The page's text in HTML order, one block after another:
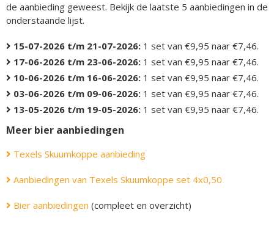
de aanbieding geweest. Bekijk de laatste 5 aanbiedingen in de
onderstaande lijst.
15-07-2026 t/m 21-07-2026: 1 set van €9,95 naar €7,46.
17-06-2026 t/m 23-06-2026: 1 set van €9,95 naar €7,46.
10-06-2026 t/m 16-06-2026: 1 set van €9,95 naar €7,46.
03-06-2026 t/m 09-06-2026: 1 set van €9,95 naar €7,46.
13-05-2026 t/m 19-05-2026: 1 set van €9,95 naar €7,46.
Meer bier aanbiedingen
Texels Skuumkoppe aanbieding
Aanbiedingen van Texels Skuumkoppe set 4x0,50
Bier aanbiedingen (compleet en overzicht)